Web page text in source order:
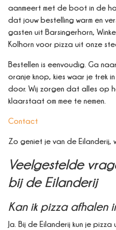
aanmeert met de boot in de
dat jouw bestelling warm en
gasten uit Barsingerhorn,
Kolhorn voor pizza uit onze
Bestellen is eenvoudig. Ga
oranje knop, kies waar je trek
door. Wij zorgen dat alles op
klaarstaat om mee te nemen.
Contact
Zo geniet je van de Eilanderij,
Veelgestelde
bij de Eilanderij
Kan ik pizza afhalen
Ja. Bij de Eilanderij kun je